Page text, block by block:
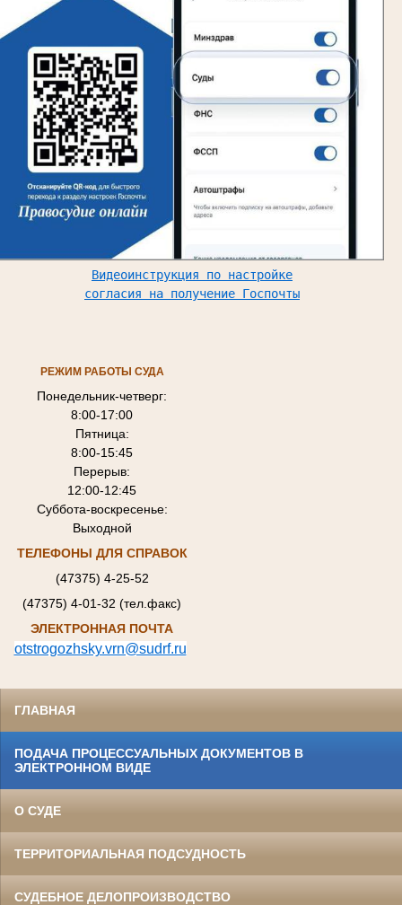
Видеоинструкция по настройке
согласия на получение Госпочты
РЕЖИМ РАБОТЫ СУДА
Понедельник-четверг:
8:00-17:00
Пятница:
8:00-15:45
Перерыв:
12:00-12:45
Суббота-воскресенье:
Выходной
ТЕЛЕФОНЫ ДЛЯ СПРАВОК
(47375) 4-25-52
(47375) 4-01-32 (тел.факс)
ЭЛЕКТРОННАЯ ПОЧТА
otstrogozhsky.vrn@sudrf.ru
ГЛАВНАЯ
ПОДАЧА ПРОЦЕССУАЛЬНЫХ ДОКУМЕНТОВ В
ЭЛЕКТРОННОМ ВИДЕ
О СУДЕ
ТЕРРИТОРИАЛЬНАЯ ПОДСУДНОСТЬ
СУДЕБНОЕ ДЕЛОПРОИЗВОДСТВО